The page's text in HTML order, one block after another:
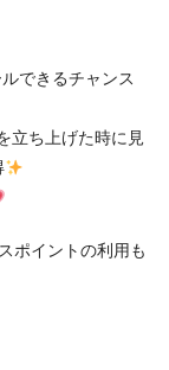
できるチャンス
立ち上げた時に見
ポイントの利用も